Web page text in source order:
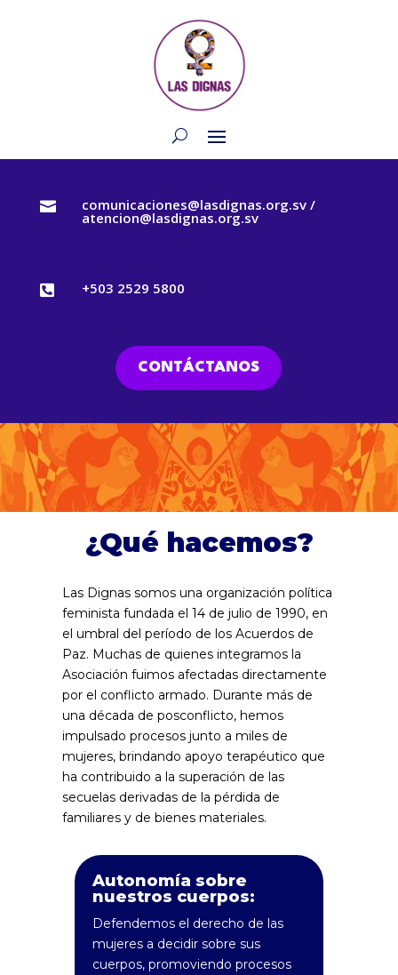
 comunicaciones@lasdignas.org.sv /
atencion@lasdignas.org.sv
 +503 2529 5800
CONTÁCTANOS
¿Qué hacemos?
Las Dignas somos una organización política
feminista fundada el 14 de julio de 1990, en
el umbral del período de los Acuerdos de
Paz. Muchas de quienes integramos la
Asociación fuimos afectadas directamente
por el conflicto armado. Durante más de
una década de posconflicto, hemos
impulsado procesos junto a miles de
mujeres, brindando apoyo terapéutico que
ha contribuido a la superación de las
secuelas derivadas de la pérdida de
familiares y de bienes materiales.
Autonomía sobre
nuestros cuerpos:
Defendemos el derecho de las
mujeres a decidir sobre sus
cuerpos, promoviendo procesos